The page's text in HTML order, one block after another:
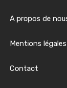
A propos de
Mentions légales
Contact